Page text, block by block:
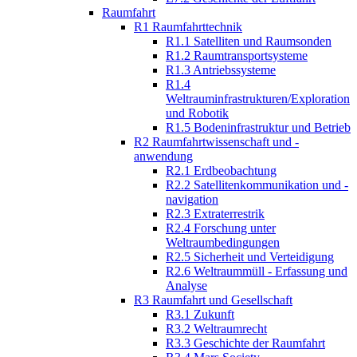
Raumfahrt
R1 Raumfahrttechnik
R1.1 Satelliten und Raumsonden
R1.2 Raumtransportsysteme
R1.3 Antriebssysteme
R1.4
Weltrauminfrastrukturen/Exploration
und Robotik
R1.5 Bodeninfrastruktur und Betrieb
R2 Raumfahrtwissenschaft und -
anwendung
R2.1 Erdbeobachtung
R2.2 Satellitenkommunikation und -
navigation
R2.3 Extraterrestrik
R2.4 Forschung unter
Weltraumbedingungen
R2.5 Sicherheit und Verteidigung
R2.6 Weltraummüll - Erfassung und
Analyse
R3 Raumfahrt und Gesellschaft
R3.1 Zukunft
R3.2 Weltraumrecht
R3.3 Geschichte der Raumfahrt